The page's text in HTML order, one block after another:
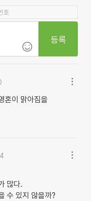
등록
혼이 맑아짐을
많다.
수 있지 않을까?